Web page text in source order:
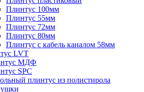
Плинтус 100мм
Плинтус 55мм
Плинтус 72мм
Плинтус 80мм
Плинтус с кабель каналом 58мм
LVT
МДФ
SPC
плинтус из полистирола